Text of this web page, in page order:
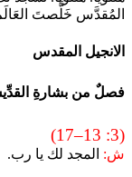
المُقدَّس خَلَّصتَ
الانجيل المقدس
فصلٌ من بشارةِ القدِّيس
(3: 13–17)
ش: المجد لك يا رب.